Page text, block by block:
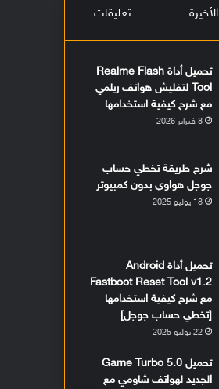
الأخيرة تعليقات
تحميل أداة Realme Flash
Tool لتفليش هواتف ريلمي
مع شرح كيفية استخدامها
8 فبراير 2026
شرح طريقة تخطي حساب
جوجل هواوي بدون كمبيوتر
18 يوليو 2025
تحميل أداة Android
Fastboot Reset Tool v1.2
مع شرح كيفية استخدامها
[تخطي حساب جوجل]
22 يوليو 2025
تحميل Game Turbo 5.0
الجديد لهواتف شاومي مع